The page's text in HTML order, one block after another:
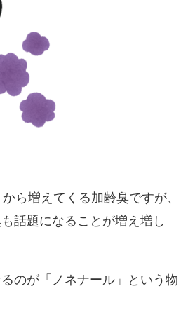
ら増えてくる加齢臭ですが、
話題になることが増え増し
のが「ノネナール」という物